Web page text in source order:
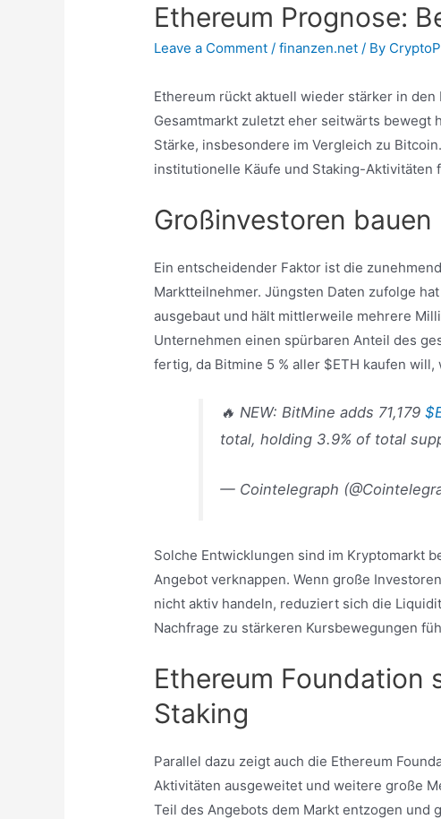
Ethereum Prognose:
Leave a Comment /finanzen.net / By
Ethereum rückt aktuell wieder stärker in
Gesamtmarkt zuletzt eher seitwärts bewegt
Stärke, insbesondere im Vergleich zu
institutionelle Käufe und Staking-Aktivitäten
Großinvestoren
Ein entscheidender Faktor ist die
Marktteilnehmer. Jüngsten Daten zufolge
ausgebaut und hält mittlerweile mehrere
Unternehmen einen spürbaren Anteil des
fertig, da Bitmine 5 % aller $ETH kaufen
🔥 NEW: BitMine adds 71,179
total, holding 3.9% of total
— Cointelegraph
Solche Entwicklungen sind im Kryptomarkt
Angebot verknappen. Wenn große
nicht aktiv handeln, reduziert sich die
Nachfrage zu stärkeren Kursbewegungen
Ethereum Foundation
Staking
Parallel dazu zeigt auch die Ethereum
Aktivitäten ausgeweitet und weitere große
Teil des Angebots dem Markt entzogen